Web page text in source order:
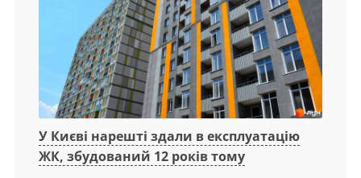
У Києві нарешті здали в експлуатацію
ЖК, збудований 12 років тому